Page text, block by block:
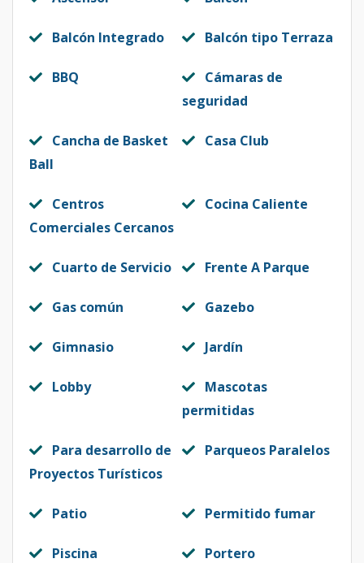
Balcón Integrado Balcón tipo Terraza
BBQ
Cámaras de
seguridad
Cancha de Basket
Ball
Casa Club
Centros
Comerciales Cercanos
Cocina Caliente
Cuarto de Servicio Frente A Parque
Gas común Gazebo
Gimnasio Jardín
Lobby
Mascotas
permitidas
Para desarrollo de
Proyectos Turísticos
Parqueos Paralelos
Patio Permitido fumar
Piscina Portero